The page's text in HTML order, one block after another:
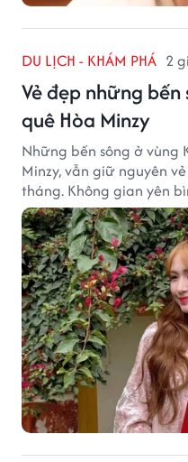
DU LỊCH - KHÁM PHÁ 2
Vẻ đẹp những bến
quê Hòa Minzy
Những bến sông ở vùng
Minzy, vẫn giữ nguyên
tháng. Không gian yên
tạo nên một góc Bắc